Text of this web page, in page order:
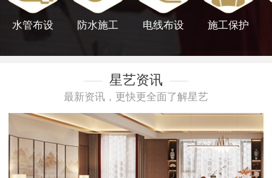
水管布设 防水施工 电线布设 施工保护
星艺资讯
最新资讯，更快更全面了解星艺